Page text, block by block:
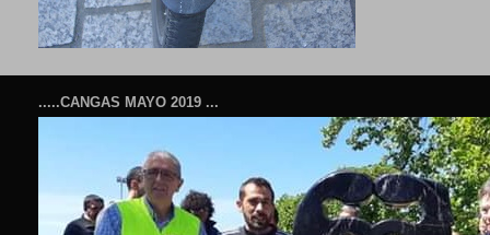
.....CANGAS MAYO 2019 ...